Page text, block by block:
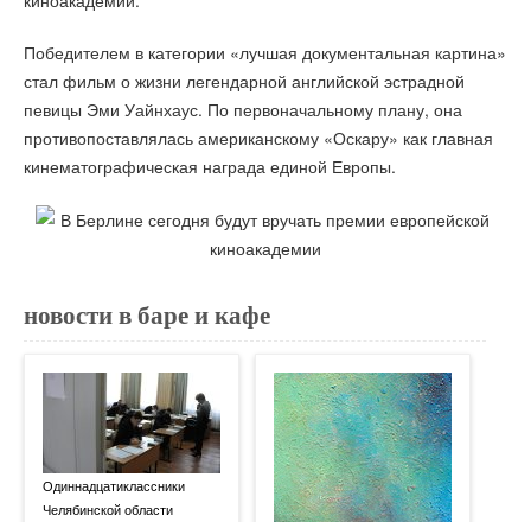
Победителем в категории «лучшая документальная картина»
стал фильм о жизни легендарной английской эстрадной
певицы Эми Уайнхаус. По первоначальному плану, она
противопоставлялась американскому «Оскару» как главная
кинематографическая награда единой Европы.
новости в баре и кафе
Одиннадцатиклассники
Челябинской области